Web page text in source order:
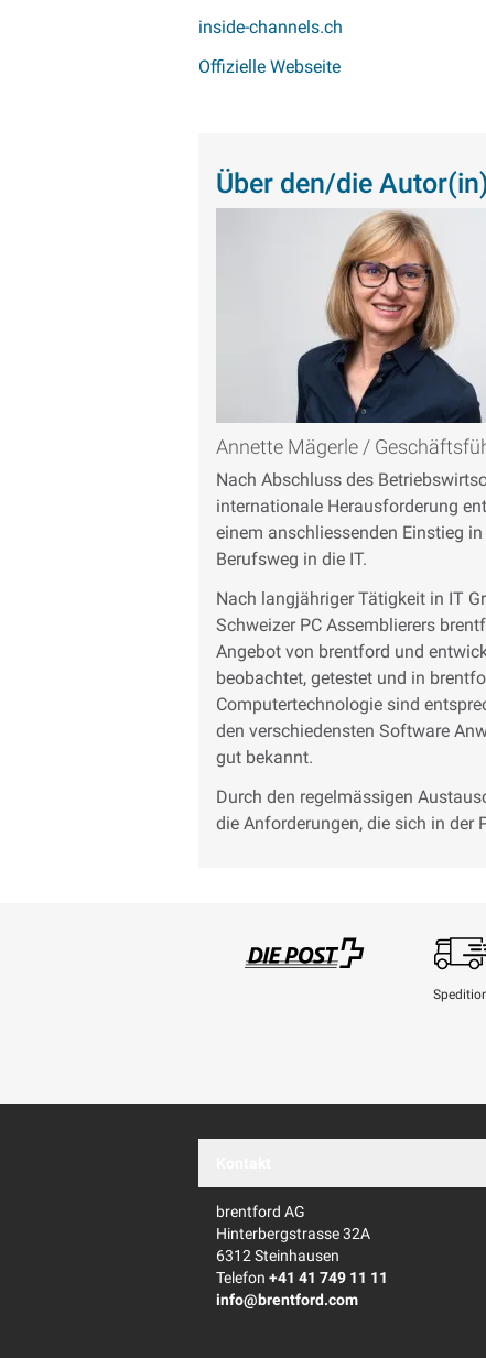
inside-channels.ch
Offizielle Webseite
Über den/die
Annette Mägerle /
Nach Abschluss des
internationale Herausforderung
einem anschliessenden Einstieg
Berufsweg in die IT.
Nach langjähriger Tätigkeit in IT
Schweizer PC Assemblierers
Angebot von brentford und
beobachtet, getestet und in
Computertechnologie sind
den verschiedensten Software
gut bekannt.
Durch den regelmässigen
die Anforderungen, die sich in der
brentford AG
Hinterbergstrasse 32A
6312 Steinhausen
Telefon +41 41 749 11 11
info@brentford.com